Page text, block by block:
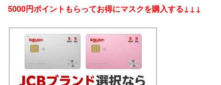
5000円ポイントもらってお得にマスクを購入する↓↓↓